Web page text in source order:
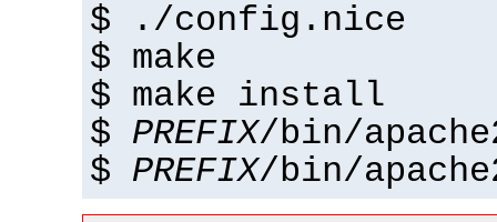
$ ./config.nice
$ make
$ make install
$ PREFIX/bin/
$ PREFIX/bin/